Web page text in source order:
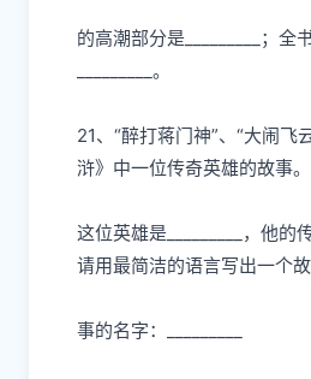
的⾼潮部分是 _________；
_________。
21、“醉打蒋⻔神”、“⼤闹⻜
浒》中⼀位传奇英雄的故事。
这位英雄是 _________，他
请⽤最简洁的语⾔写出⼀个故
事的名字：